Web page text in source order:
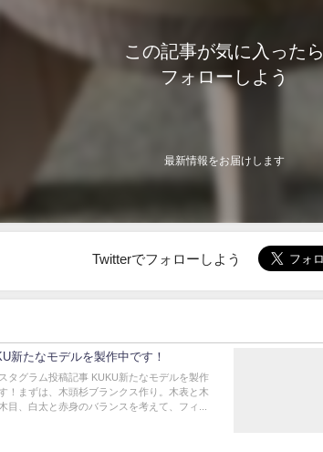
この記事が気に入ったら
フォローしよう
最新情報をお届けします
Twitterでフォローしよう
新たなモデルを製作中です！
タグラム投稿記事 KUKU新たなモデルを製作
！まずは、木頭杉ブランクス作り。木表と木
目、白太と赤身のバランスを考えて、フィ...